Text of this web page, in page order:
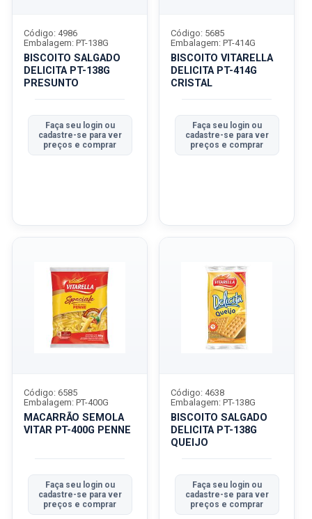
BISCOITO SALGADO
DELICITA PT-138G
PRESUNTO
Código: 4986
Embalagem: PT-138G
Faça seu login ou
cadastre-se para ver
preços e comprar
BISCOITO VITARELLA
DELICITA PT-414G
CRISTAL
Código: 5685
Embalagem: PT-414G
Faça seu login ou
cadastre-se para ver
preços e comprar
MACARRÃO SEMOLA
VITAR PT-400G PENNE
Código: 6585
Embalagem: PT-400G
Faça seu login ou
cadastre-se para ver
preços e comprar
BISCOITO SALGADO
DELICITA PT-138G
QUEIJO
Código: 4638
Embalagem: PT-138G
Faça seu login ou
cadastre-se para ver
preços e comprar